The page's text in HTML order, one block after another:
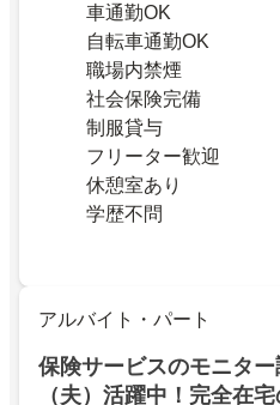
車通勤OK
自転車通勤OK
職場内禁煙
社会保険完備
制服貸与
フリーター歓迎
休憩室あり
学歴不問
アルバイト・パート
保険サービスのモニタ
（夫）活躍中！完全在